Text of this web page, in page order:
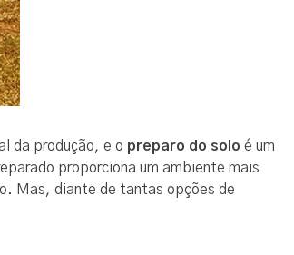
da produção, e o preparo do solo é um
proporciona um ambiente mais
Mas, diante de tantas opções de